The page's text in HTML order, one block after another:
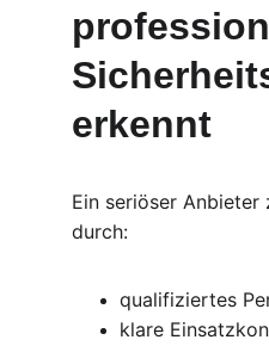
erkennt
Ein seriöser Anbieter
durch:
qualifiziertes
klare